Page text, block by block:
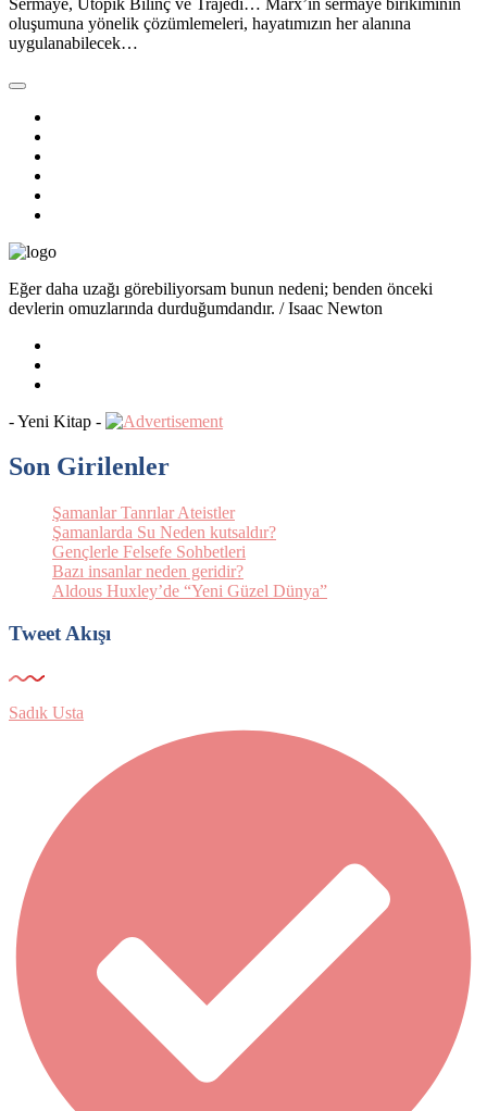
oluşumuna yönelik çözümlemeleri, hayatımızın her alanına
uygulanabilecek…
Eğer daha uzağı görebiliyorsam bunun nedeni; benden önceki
devlerin omuzlarında durduğumdandır. / Isaac Newton
- Yeni Kitap -
Son Girilenler
Şamanlar Tanrılar Ateistler
Şamanlarda Su Neden kutsaldır?
Gençlerle Felsefe Sohbetleri
Bazı insanlar neden geridir?
Aldous Huxley’de “Yeni Güzel Dünya”
Tweet Akışı
Sadık Usta